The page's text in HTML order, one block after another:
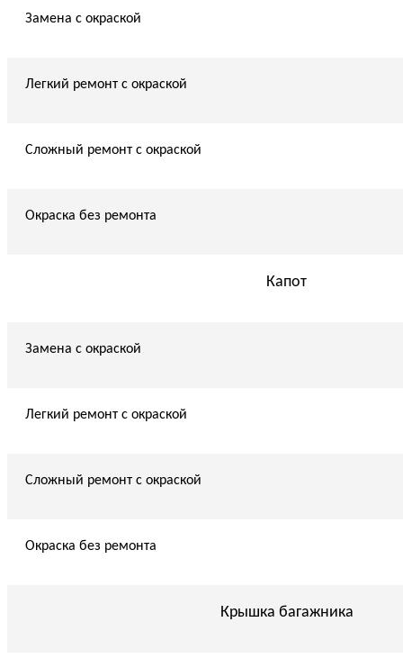
Замена с окраской
Легкий ремонт с окраской
Сложный ремонт с окраской
Окраска без ремонта
Капот
Замена с окраской
Легкий ремонт с окраской
Сложный ремонт с окраской
Окраска без ремонта
Крышка багажника